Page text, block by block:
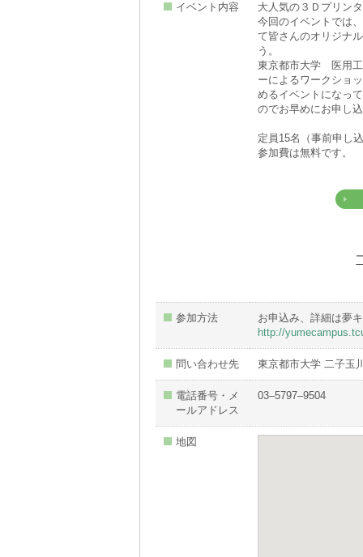
イベント内容
大人気の３Ｄプリン
今回のイベントでは
て皆さんのオリジナ
う。
東京都市大学 医用工
ーによるワークショ
めるイベントになっ
のでお早めにお申し
定員15名（事前申し
参加費は無料です。
参加方法
お申込み、詳細は夢
http://
問い合わせ先 東京都市大学 二子玉
電話番号・メ
ールアドレス
03–5797–9504
地図